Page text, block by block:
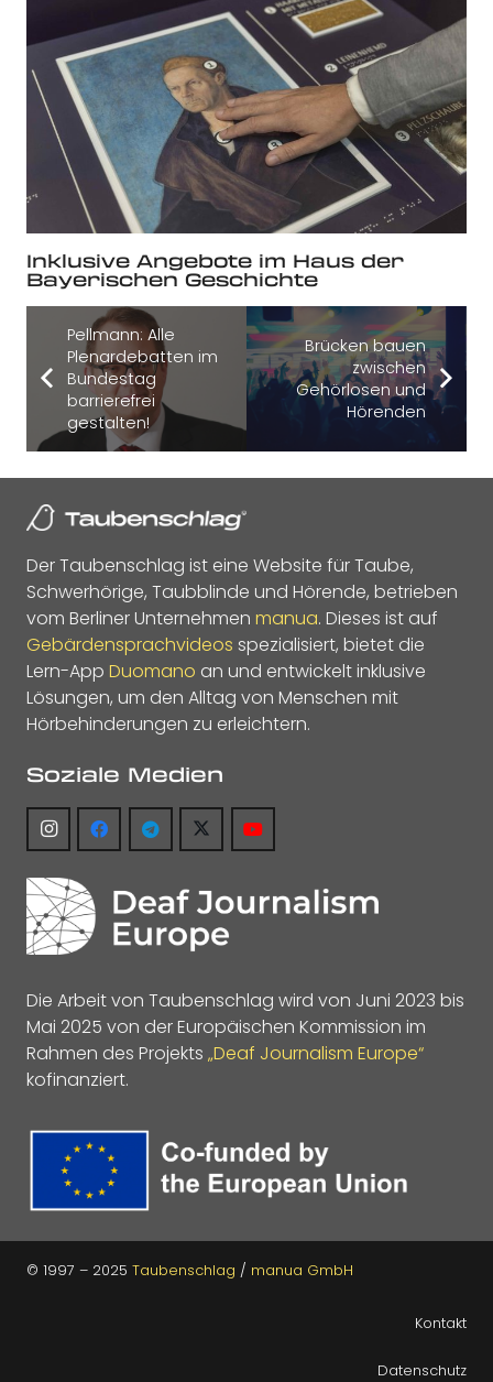
Inklusive Angebote im Haus der
Bayerischen Geschichte
Pellmann: Alle
Plenardebatten im
Bundestag
barrierefrei
gestalten!
Brücken bauen
zwischen
Gehörlosen und
Hörenden
Der Taubenschlag ist eine Website für Taube,
Schwerhörige, Taubblinde und Hörende, betrieben
vom Berliner Unternehmen manua. Dieses ist auf
Gebärdensprachvideos spezialisiert, bietet die
Lern-App Duomano an und entwickelt inklusive
Lösungen, um den Alltag von Menschen mit
Hörbehinderungen zu erleichtern.
Soziale Medien
Die Arbeit von Taubenschlag wird von Juni 2023 bis
Mai 2025 von der Europäischen Kommission im
Rahmen des Projekts „Deaf Journalism Europe“
kofinanziert.
© 1997 – 2025 Taubenschlag / manua GmbH
Kontakt
Datenschutz